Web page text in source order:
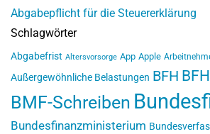
Abgabepflicht für die Steuererklärung
Schlagwörter
Abgabefrist Altersvorsorge App Apple
Außergewöhnliche Belastungen BFH
BMF-Schreiben
Bundesfinanzministerium